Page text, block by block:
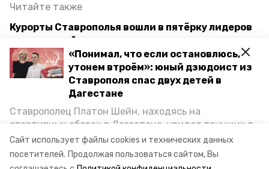
Сайт использует файлы cookies и технических данных
посетителей. Продолжая пользоваться сайтом, Вы
«Понимал, что если остановлюсь,
утонем втроём»: юный дзюдоист из
Ставрополя спас двух детей в
Дагестане
Ставрополец Платон Шейн, находясь на
спортивных сборах в Дегестане, увидел тонущих в
Каспийском море детей и бросился на помощь. По
возвращении домой, отважного мальчика
пригласили в министерство образования края и
Читайте также
Курорты Ставрополья вошли в пятёрку лидеров
направлений внутреннего туризма
Более миллиона туристов посетили курорты
Ставрополья в 2022 году
Более 1,3 миллиона туристов посетили курорты
Ставрополья в 2021 году
ставропольский край кмв туризм